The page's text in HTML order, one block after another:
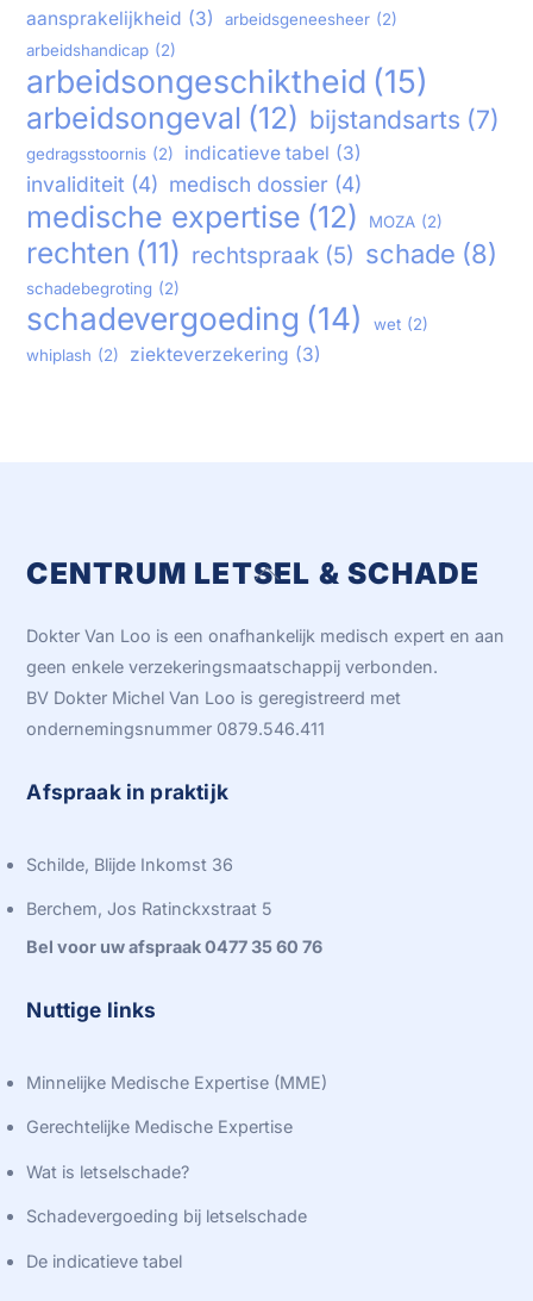
aansprakelijkheid (3) arbeidsgeneesheer (2)
arbeidshandicap (2)
arbeidsongeschiktheid (15)
arbeidsongeval (12) bijstandsarts (7)
gedragsstoornis (2) indicatieve tabel (3)
invaliditeit (4) medisch dossier (4)
medische expertise (12) MOZA (2)
rechten (11) rechtspraak (5) schade (8)
schadebegroting (2)
schadevergoeding (14) wet (2)
whiplash (2) ziekteverzekering (3)
Back
Top
CENTRUM LETSEL & SCHADE
Dokter Van Loo is een onafhankelijk medisch expert en aan
geen enkele verzekeringsmaatschappij verbonden.
BV Dokter Michel Van Loo is geregistreerd met
ondernemingsnummer 0879.546.411
Afspraak in praktijk
Schilde, Blijde Inkomst 36
Berchem, Jos Ratinckxstraat 5
Bel voor uw afspraak 0477 35 60 76
Nuttige links
Minnelijke Medische Expertise (MME)
Gerechtelijke Medische Expertise
Wat is letselschade?
Schadevergoeding bij letselschade
De indicatieve tabel